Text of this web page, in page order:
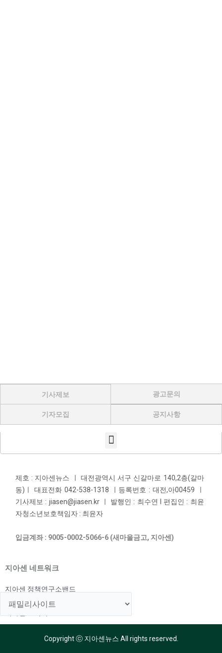
기사제보 광고문의
기자모집 공지사항
제호 : 지아센뉴스 ㅣ 대전광역시 서구 신갈마로 140,2층(갈마
동)ㅣ 대표전화 042-538-1318 ㅣ등록번호 : 대전,아00459 ㅣ
기사제보 : jiasen@jiasen.kr ㅣ 발행인 : 최수연 l 편집인 : 최윤
자청소년보호책임자 : 최윤자
입금계좌 : 9005-0002-5066-6 (새마을금고, 지아센)
지아센 네트워크
지아센 정책연구소밴드
지아센 해외아동지원국
Copyright ⓒ 지아센뉴스 All rights reserved.